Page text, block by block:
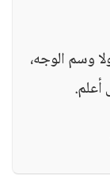
وسم الوجه،
أعلم.